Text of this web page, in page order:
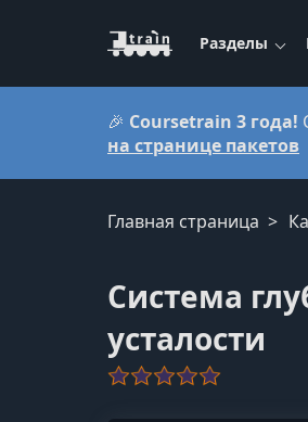
Разделы
🎉 Coursetrain 3 года!
на странице пакетов
Главная страница
Система
усталости